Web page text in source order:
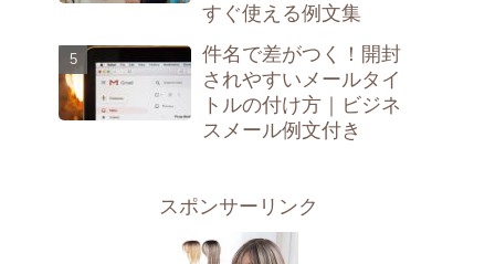
すぐ使える例文集
件名で差がつく！開封
されやすいメールタイ
トルの付け方｜ビジネ
スメール例文付き
スポンサーリンク